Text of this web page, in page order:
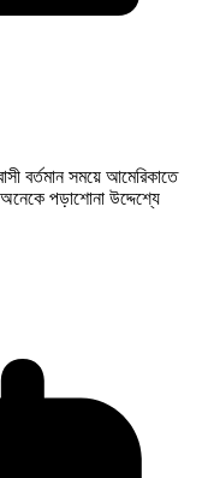
বর্তমান সময়ে আমেরিকাতে
পড়াশোনা উদ্দেশ্যে